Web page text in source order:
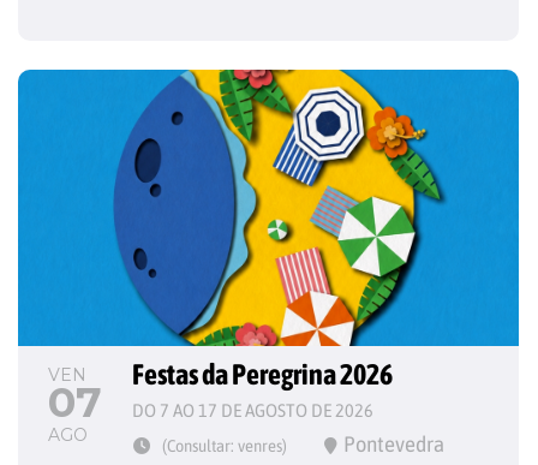
VEN
07
AGO
Festas da Peregrina 2026
DO 7 AO 17 DE AGOSTO DE 2026
(Consultar: venres) Pontevedra